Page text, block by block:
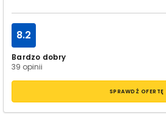
Bardzo dobry
39 opinii
8.2
SPRAWDŹ OFERTĘ